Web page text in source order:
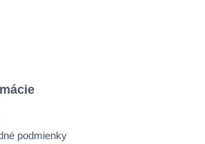
podmienky